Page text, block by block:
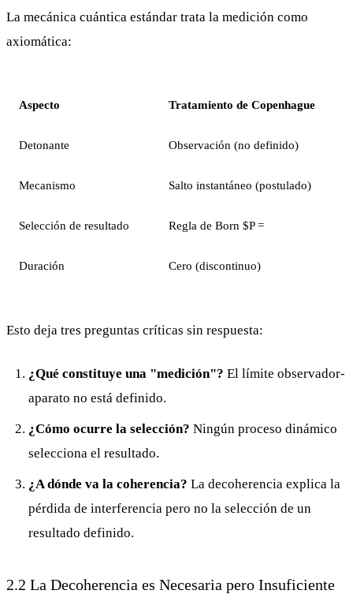
La mecánica cuántica estándar trata la medición como
axiomática:
Aspecto Tratamiento de Copenhague
Detonante Observación (no definido)
Mecanismo Salto instantáneo (postulado)
Selección de resultado Regla de Born $P =
Duración Cero (discontinuo)
Esto deja tres preguntas críticas sin respuesta:
¿Qué constituye una "medición"? El límite observador-
aparato no está definido.
¿Cómo ocurre la selección? Ningún proceso dinámico
selecciona el resultado.
¿A dónde va la coherencia? La decoherencia explica la
pérdida de interferencia pero no la selección de un
resultado definido.
2.2 La Decoherencia es Necesaria pero Insuficiente